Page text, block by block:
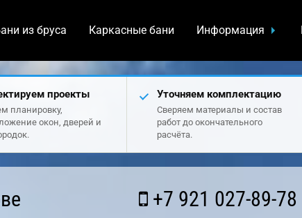
из бруса Каркасные бани Информация
проекты
планировку,
окон, дверей и
Уточняем комплектацию
Сверяем материалы и состав
работ до окончательного
расчёта.
+7 921 027-89-78